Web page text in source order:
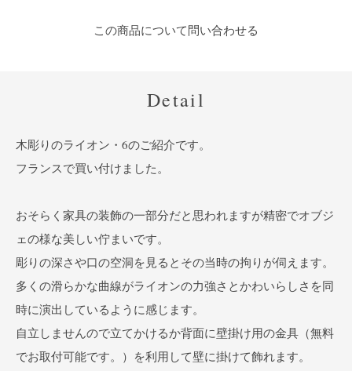
この商品について問い合わせる
Detail
木彫りのライオン・6のご紹介です。
フランスで買い付けました。
おそらく家具の装飾の一部分だと思われますが精密でオブジ
ェの様な美しい佇まいです。
彫りの深さや口の空洞を見るとその当時の拘りが伺えます。
多くの滑らかな曲線がライオンの力強さとかわいらしさを同
時に演出しているように感じます。
自立しませんので立てかけるか背面に壁掛け用の金具（無料
でお取付可能です。）を利用して壁に掛けて飾れます。